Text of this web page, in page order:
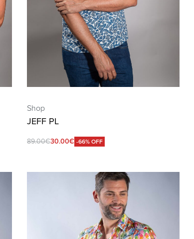
Shop
JEFF PL
89.00€30.00€ -66% OFF